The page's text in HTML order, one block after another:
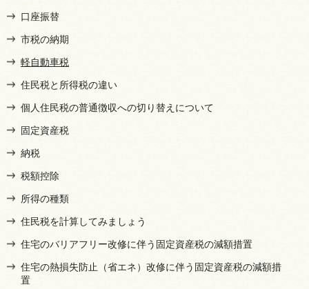
口座振替
市税の納期
軽自動車税
住民税と所得税の違い
個人住民税の普通徴収への切り替えについて
固定資産税
納税
税額控除
所得の種類
住民税を計算してみましょう
住宅のバリアフリー改修に伴う固定資産税の減額措置
住宅の熱損失防止（省エネ）改修に伴う固定資産税の減額措
置